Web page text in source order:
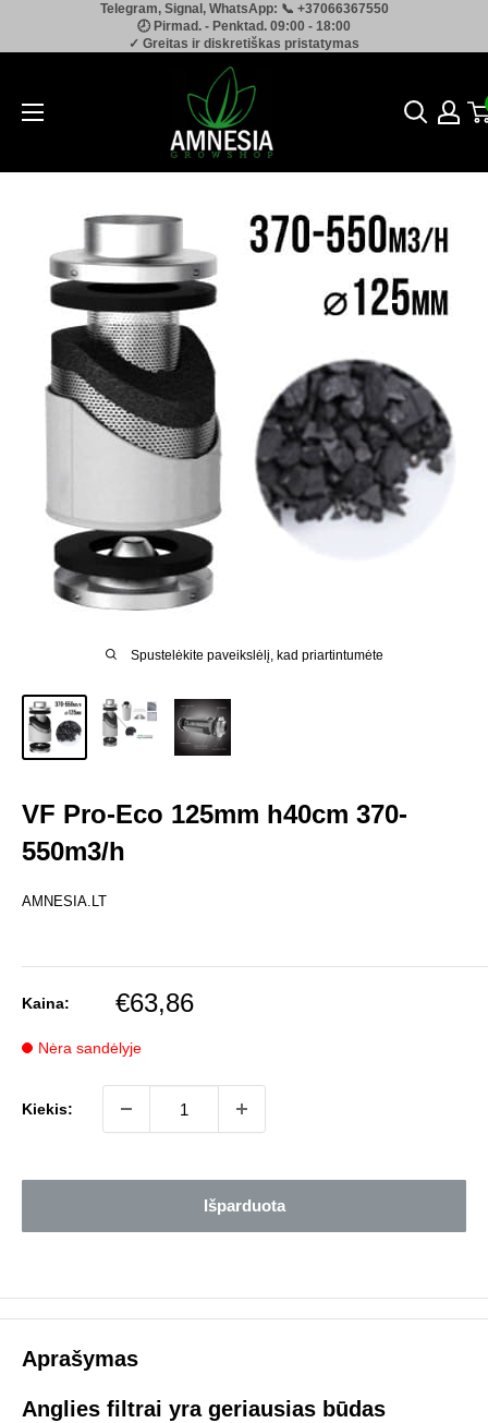
Telegram, Signal, WhatsApp: 📞 +37066367550
🕗 Pirmad. - Penktad. 09:00 - 18:00
✓ Greitas ir diskretiškas pristatymas
Amnesia.lt
Spustelėkite paveikslėlį, kad priartintumėte
VF Pro-Eco 125mm h40cm 370-
550m3/h
AMNESIA.LT
Kaina:
Pardavimo
€63,86
Nėra sandėlyje
Kiekis:
Išparduota
Aprašymas
Anglies filtrai yra geriausias būdas